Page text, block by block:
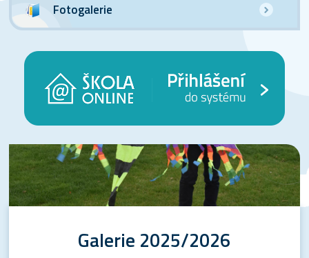
Fotogalerie
Galerie 2025/2026